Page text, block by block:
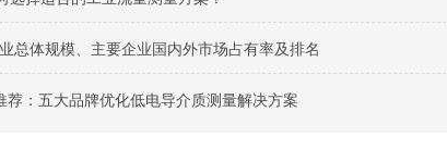
总体规模、主要企业国内外市场占有率及排名
：五大品牌优化低电导介质测量解决方案